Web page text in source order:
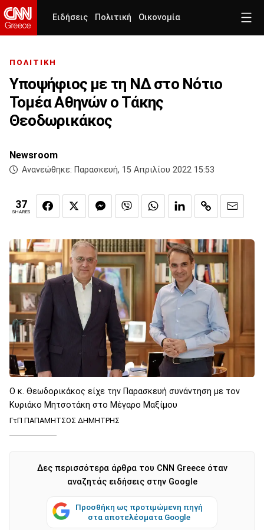
Ειδήσεις Πολιτική Οικονομία
ΠΟΛΙΤΙΚΗ
Yποψήφιος με τη ΝΔ στο Νότιο
Τομέα Αθηνών ο Τάκης
Θεοδωρικάκος
Newsroom
Ανανεώθηκε: Παρασκευή, 15 Απριλίου 2022 15:53
37
SHARES
Ο κ. Θεωδορικάκος είχε την Παρασκευή συνάντηση με τον
Κυριάκο Μητσοτάκη στο Μέγαρο Μαξίμου
ΓτΠ ΠΑΠΑΜΗΤΣΟΣ ΔΗΜΗΤΡΗΣ
Δες περισσότερα άρθρα του CNN Greece όταν
αναζητάς ειδήσεις στην Google
Προσθήκη ως προτιμώμενη πηγή
στα αποτελέσματα Google